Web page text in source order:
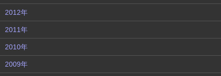
2012年
2011年
2010年
2009年